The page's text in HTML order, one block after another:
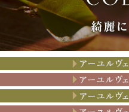
アーユルヴェーダの美容法
アーユルヴェーダのレシピ